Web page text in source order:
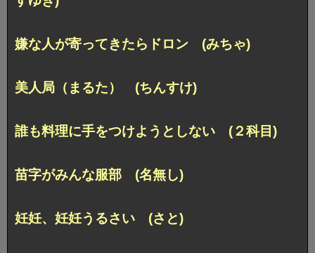
嫌な人が寄ってきたらドロン (みちゃ)
美人局（まるた） (ちんすけ)
誰も料理に手をつけようとしない (２科目)
苗字がみんな服部 (名無し)
妊妊、妊妊うるさい (さと)